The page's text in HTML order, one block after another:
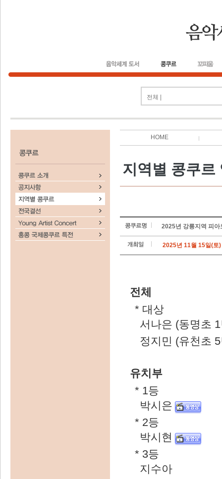
전체 |
HOME
지역별 콩쿠르
2025년 강릉지역 피아
2025년 11월 15일(토)
전체
* 대상
서나은 (동명초
정지민 (유천초
유치부
* 1등
박시은
* 2등
박시현
* 3등
지수아